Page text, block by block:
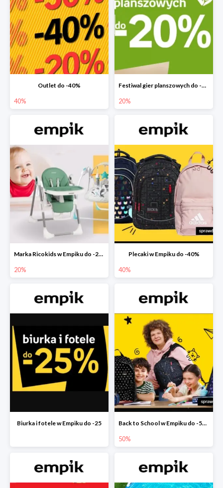
Outlet do -40%
40%
Festiwal gier planszowych do -20%
20%
Marka Ricokids w Empiku do -20%
20%
Plecaki w Empiku do -40%
40%
Biurka i fotele w Empiku do -25 Back to School w Empiku do -50%
50%